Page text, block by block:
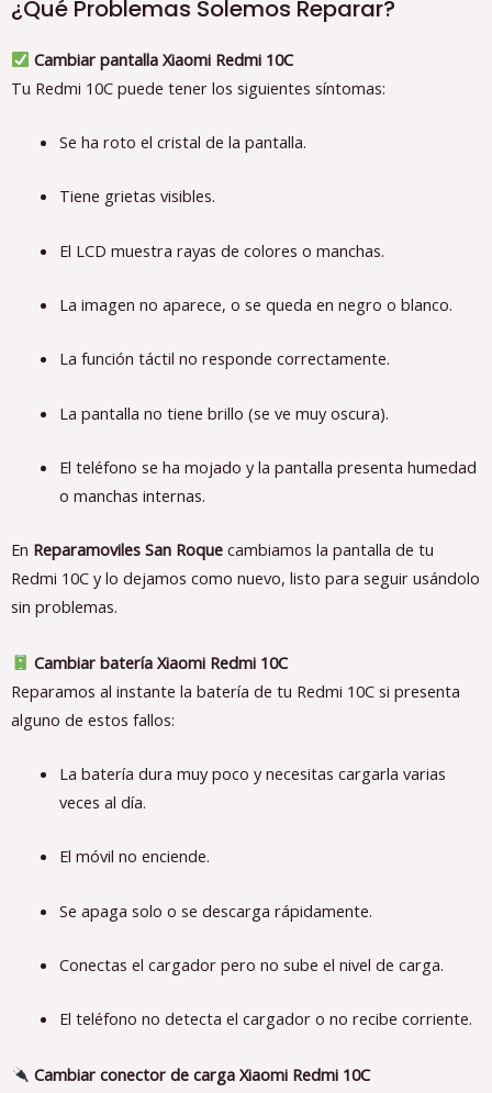
¿Qué Problemas Solemos Reparar?
Cambiar pantalla Xiaomi Redmi 10C
Tu Redmi 10C puede tener los siguientes síntomas:
Se ha roto el cristal de la pantalla.
Tiene grietas visibles.
El LCD muestra rayas de colores o manchas.
La imagen no aparece, o se queda en negro o blanco.
La función táctil no responde correctamente.
La pantalla no tiene brillo (se ve muy oscura).
El teléfono se ha mojado y la pantalla presenta humedad
o manchas internas.
En Reparamoviles San Roque cambiamos la pantalla de tu
Redmi 10C y lo dejamos como nuevo, listo para seguir usándolo
sin problemas.
Cambiar batería Xiaomi Redmi 10C
Reparamos al instante la batería de tu Redmi 10C si presenta
alguno de estos fallos:
La batería dura muy poco y necesitas cargarla varias
veces al día.
El móvil no enciende.
Se apaga solo o se descarga rápidamente.
Conectas el cargador pero no sube el nivel de carga.
El teléfono no detecta el cargador o no recibe corriente.
Cambiar conector de carga Xiaomi Redmi 10C